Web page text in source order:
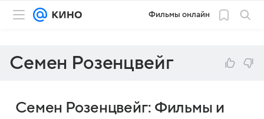
Фильмы онлайн
Семен Розенцвейг
Семен Розенцвейг: Фильмы и